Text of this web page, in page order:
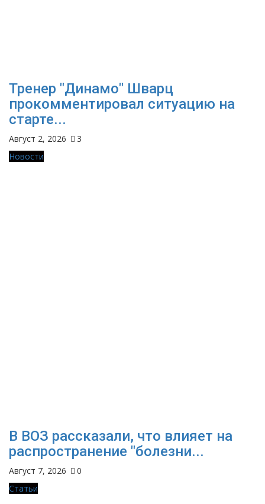
Тренер "Динамо" Шварц
прокомментировал ситуацию на
старте...
Август 2, 2026
3
Новости
В ВОЗ рассказали, что влияет на
распространение "болезни...
Август 7, 2026
0
Статьи